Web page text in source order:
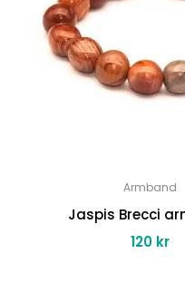
Armband
Jaspis Brecci
120 kr